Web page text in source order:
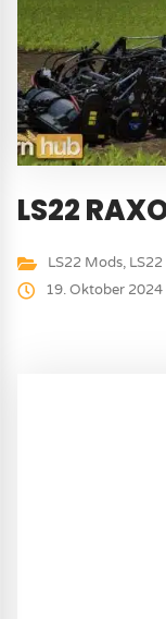
LS22
LS22 Mods,
19. Oktober 2024